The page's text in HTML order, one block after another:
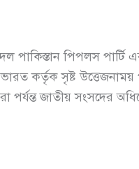
দল পাকিস্তান পিপলস
কর্তৃক সৃষ্ট
পর্যন্ত জাতীয় সংসদের